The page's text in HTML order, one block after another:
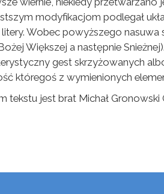
modyfikacjom podlegał
litery. Wobec powyższego
Większej a następnie
gest skrzyżowanych
któregoś z wymienionych
tekstu jest brat Michał Gronowski